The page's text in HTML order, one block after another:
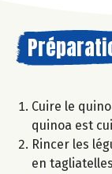
Cuire le
quinoa est
Rincer les
en